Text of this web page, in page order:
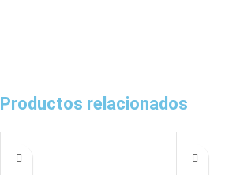
Productos relacionados